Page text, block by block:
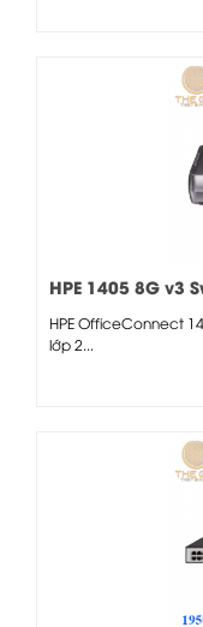
HPE 1405 8G v3
HPE OfficeConnect
lớp 2...